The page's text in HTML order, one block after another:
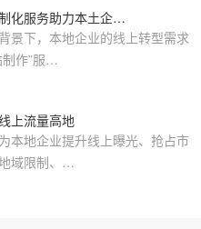
化服务助力本土企…
景下，本地企业的线上转型需求
制作”服…
上流量高地
本地企业提升线上曝光、抢占市
域限制、…